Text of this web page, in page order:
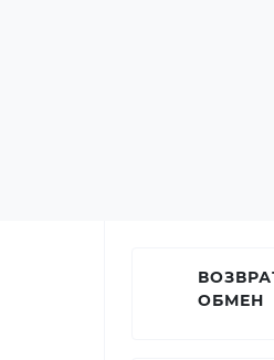
ОБМЕН